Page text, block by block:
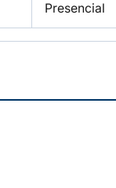
Presencial